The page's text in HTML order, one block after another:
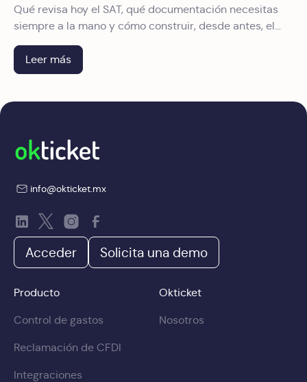
Qué revisa hoy el SAT, qué documentación necesitas
siempre a la mano y cómo construir, desde antes, el
expediente que convierte una auditoría en un trámite.
Leer más
info@okticket.mx
Acceder Solicita una demo
Producto
Control de gastos
Reclamación de CFDI
Integraciones
Okticket
Nosotros